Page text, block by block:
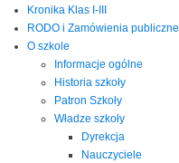
Kronika Klas I-III
RODO i Zamówienia publiczne
O szkole
Informacje ogólne
Historia szkoły
Patron Szkoły
Władze szkoły
Dyrekcja
Nauczyciele